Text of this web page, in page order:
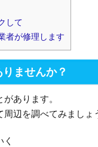
して
者が修理します
ませんか？
あります。
辺を調べてみましょ